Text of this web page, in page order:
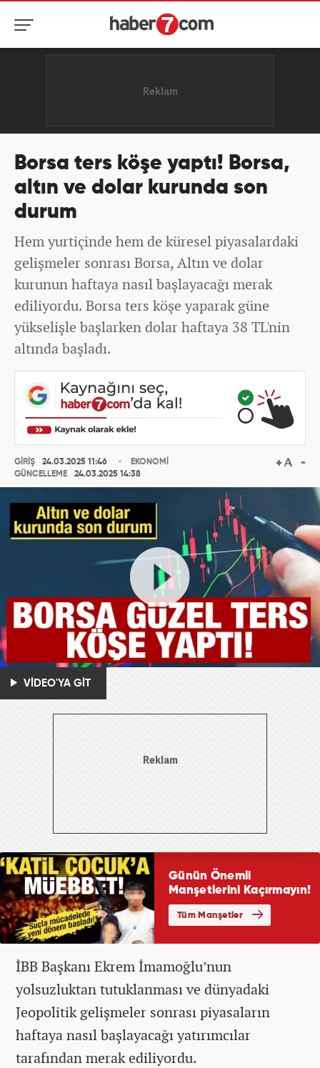
Borsa ters köşe yaptı! Borsa,
altın ve dolar kurunda son
durum
Hem yurtiçinde hem de küresel piyasalardaki
gelişmeler sonrası Borsa, Altın ve dolar
kurunun haftaya nasıl başlayacağı merak
ediliyordu. Borsa ters köşe yaparak güne
yükselişle başlarken dolar haftaya 38 TL'nin
altında başladı.
GİRİŞ
24.03.2025 11:46
GÜNCELLEME
24.03.2025 14:38
EKONOMİ
VİDEO'YA GİT
İBB Başkanı Ekrem İmamoğlu’nun
yolsuzluktan tutuklanması ve dünyadaki
Jeopolitik gelişmeler sonrası piyasaların
haftaya nasıl başlayacağı yatırımcılar
tarafından merak ediliyordu.